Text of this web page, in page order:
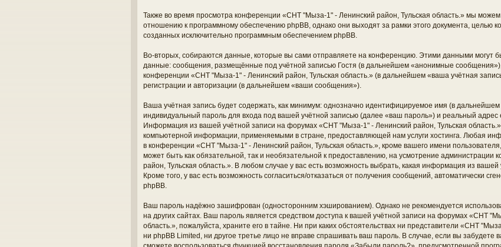
Также во время просмотра конференции «СНТ "Мыза-1" - Ленинский район, Тульская область.» мы
отношению к программному обеспечению phpBB, однако они выходят за рамки этого документа, целью
созданных исключительно программным обеспечением phpBB.
Во-вторых, собираются данные, которые вы сами отправляете на конференцию. Этими данными могут
данные: сообщения, размещённые под учётной записью Гостя (в дальнейшем «анонимные
конференции «СНТ "Мыза-1" - Ленинский район, Тульская область.» (в дальнейшем «ваша учётная
регистрации и авторизации (в дальнейшем «ваши сообщения»).
Ваша учётная запись будет содержать, как минимум: однозначно идентифицируемое имя (в
индивидуальный пароль для входа под вашей учётной записью (далее «ваш пароль») и реальный
Информация из вашей учётной записи на форумах «СНТ "Мыза-1" - Ленинский район, Тульская
компьютерной информации, применяемыми в стране, предоставляющей нам услуги хостинга. Любая
в конференции «СНТ "Мыза-1" - Ленинский район, Тульская область.», кроме вашего имени
может быть как обязательной, так и необязательной к предоставлению, на усмотрение
район, Тульская область.». В любом случае у вас есть возможность выбрать, какая информация из
Кроме того, у вас есть возможность согласиться/отказаться от получения сообщений, автоматически
phpBB.
Ваш пароль надёжно зашифрован (односторонним хэшированием). Однако не рекомендуется
на других сайтах. Ваш пароль является средством доступа к вашей учётной записи на форумах «СНТ
область.», пожалуйста, храните его в тайне. Ни при каких обстоятельствах ни представители «СНТ
ни phpBB Limited, ни другое третье лицо не вправе спрашивать ваш пароль. В случае, если вы забудете